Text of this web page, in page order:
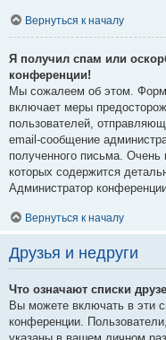
Вернуться к началу
Я получил спам или
конференции!
Мы сожалеем об этом.
включает меры
пользователей,
email-сообщение
полученного письма. Очень
которых содержится
Администратор
Вернуться к началу
Друзья и недруги
Что означают списки
Вы можете включать в эти
конференции.